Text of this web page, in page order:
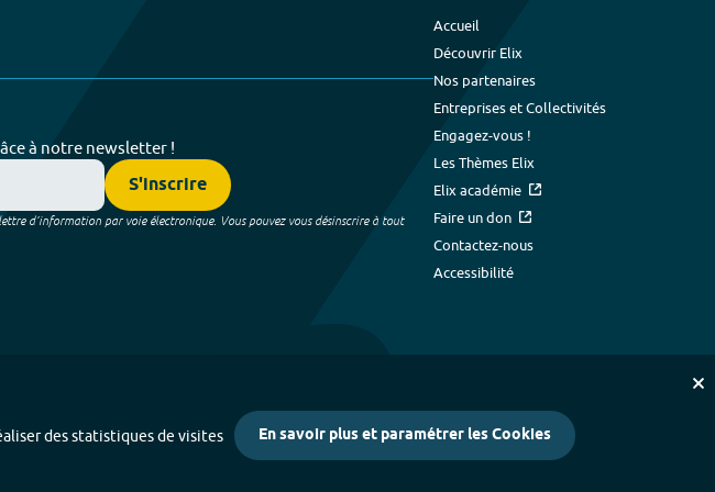
à notre newsletter !
S'inscrire
d’information par voie électronique. Vous pouvez vous désinscrire à tout
Accueil
Découvrir Elix
Nos partenaires
Entreprises et Collectivités
Engagez-vous !
Les Thèmes Elix
Elix académie
Faire un don
Contactez-nous
Accessibilité
des statistiques de visites En savoir plus et paramétrer les Cookies